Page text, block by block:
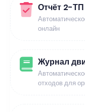
Отчёт 2-
онлайн
Журнал
отходов для